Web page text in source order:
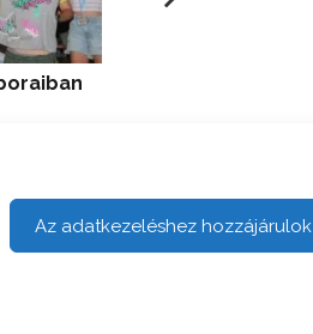
Az adatkezeléshez hozzájárulok